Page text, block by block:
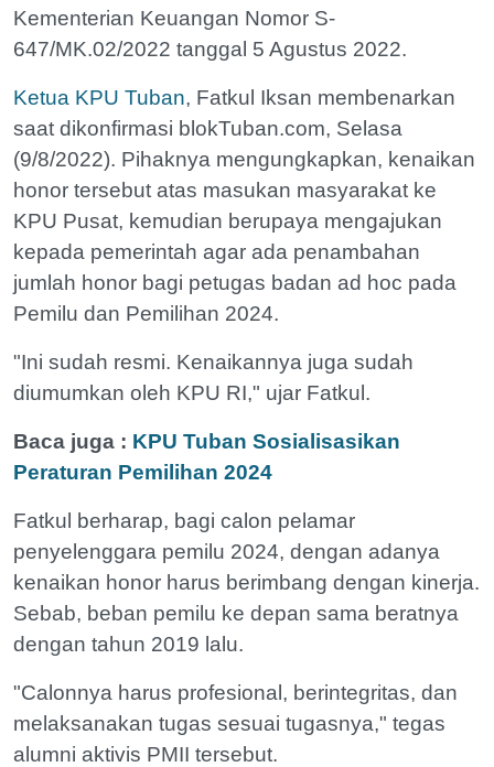
Kementerian Keuangan Nomor S-
647/MK.02/2022 tanggal 5 Agustus 2022.
Ketua KPU Tuban, Fatkul Iksan membenarkan
saat dikonfirmasi blokTuban.com, Selasa
(9/8/2022). Pihaknya mengungkapkan, kenaikan
honor tersebut atas masukan masyarakat ke
KPU Pusat, kemudian berupaya mengajukan
kepada pemerintah agar ada penambahan
jumlah honor bagi petugas badan ad hoc pada
Pemilu dan Pemilihan 2024.
"Ini sudah resmi. Kenaikannya juga sudah
diumumkan oleh KPU RI," ujar Fatkul.
Baca juga : KPU Tuban Sosialisasikan
Peraturan Pemilihan 2024
Fatkul berharap, bagi calon pelamar
penyelenggara pemilu 2024, dengan adanya
kenaikan honor harus berimbang dengan kinerja.
Sebab, beban pemilu ke depan sama beratnya
dengan tahun 2019 lalu.
"Calonnya harus profesional, berintegritas, dan
melaksanakan tugas sesuai tugasnya," tegas
alumni aktivis PMII tersebut.